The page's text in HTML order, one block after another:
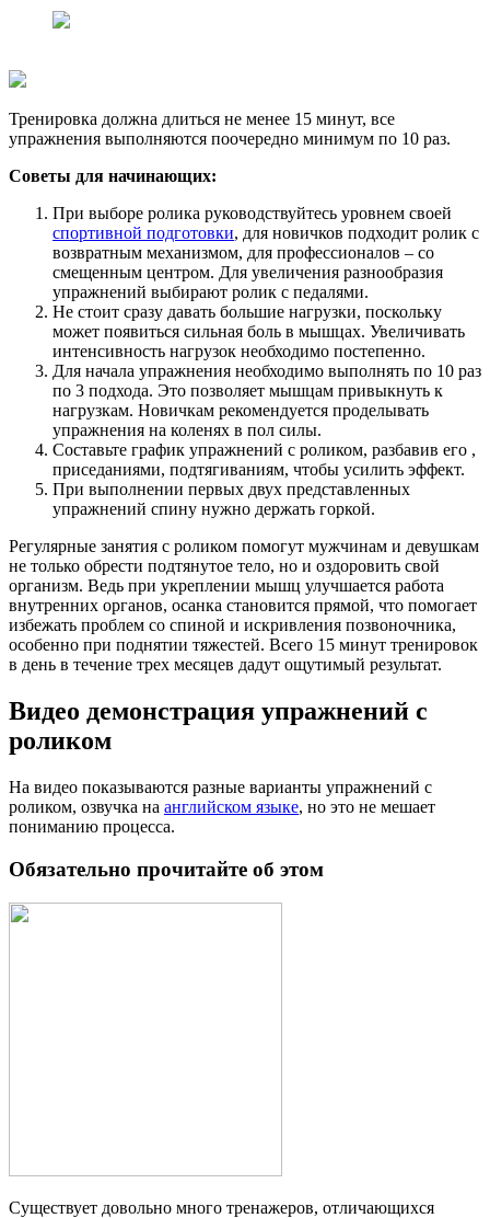
Тренировка должна длиться не менее 15 минут, все
упражнения выполняются поочередно минимум по 10 раз.
Советы для начинающих:
При выборе ролика руководствуйтесь уровнем своей
спортивной подготовки, для новичков подходит ролик с
возвратным механизмом, для профессионалов – со
смещенным центром. Для увеличения разнообразия
упражнений выбирают ролик с педалями.
Не стоит сразу давать большие нагрузки, поскольку
может появиться сильная боль в мышцах. Увеличивать
интенсивность нагрузок необходимо постепенно.
Для начала упражнения необходимо выполнять по 10 раз
по 3 подхода. Это позволяет мышцам привыкнуть к
нагрузкам. Новичкам рекомендуется проделывать
упражнения на коленях в пол силы.
Составьте график упражнений с роликом, разбавив его ,
приседаниями, подтягиваниям, чтобы усилить эффект.
При выполнении первых двух представленных
упражнений спину нужно держать горкой.
Регулярные занятия с роликом помогут мужчинам и девушкам
не только обрести подтянутое тело, но и оздоровить свой
организм. Ведь при укреплении мышц улучшается работа
внутренних органов, осанка становится прямой, что помогает
избежать проблем со спиной и искривления позвоночника,
особенно при поднятии тяжестей. Всего 15 минут тренировок
в день в течение трех месяцев дадут ощутимый результат.
Видео демонстрация упражнений с
роликом
На видео показываются разные варианты упражнений с
роликом, озвучка на английском языке, но это не мешает
пониманию процесса.
Обязательно прочитайте об этом
Существует довольно много тренажеров, отличающихся